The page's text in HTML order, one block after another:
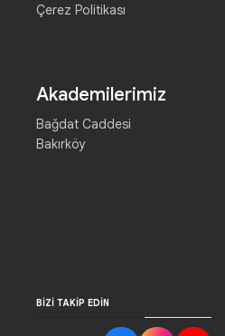
Çerez Politikası
Akademilerimiz
Bağdat Caddesi
Bakırköy
BIZI TAKIP EDIN